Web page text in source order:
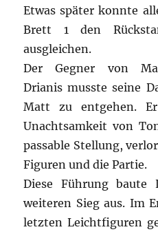
Etwas später konnte
Brett 1 den
ausgleichen.
Der Gegner von
Drianis musste seine
Matt zu entgehen.
Unachtsamkeit von
passable Stellung,
Figuren und die Partie.
Diese Führung
weiteren Sieg aus. Im
letzten Leichtfiguren